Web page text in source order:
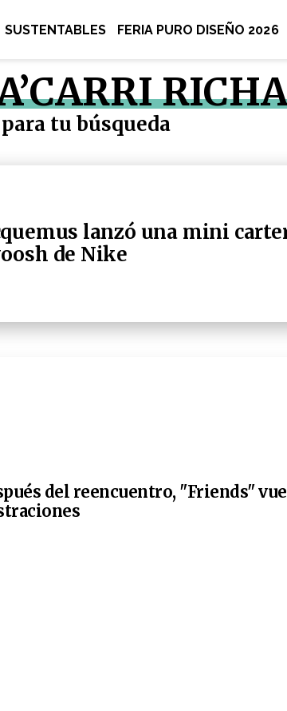
SUSTENTABLES FERIA PURO DISEÑO 2026
tu búsqueda
lanzó una mini
de Nike
del reencuentro, "Friends"